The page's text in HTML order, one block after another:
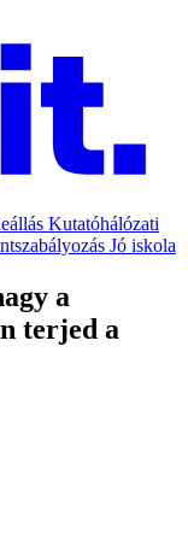
Kutatóhálózati
Jó iskola
a
terjed a